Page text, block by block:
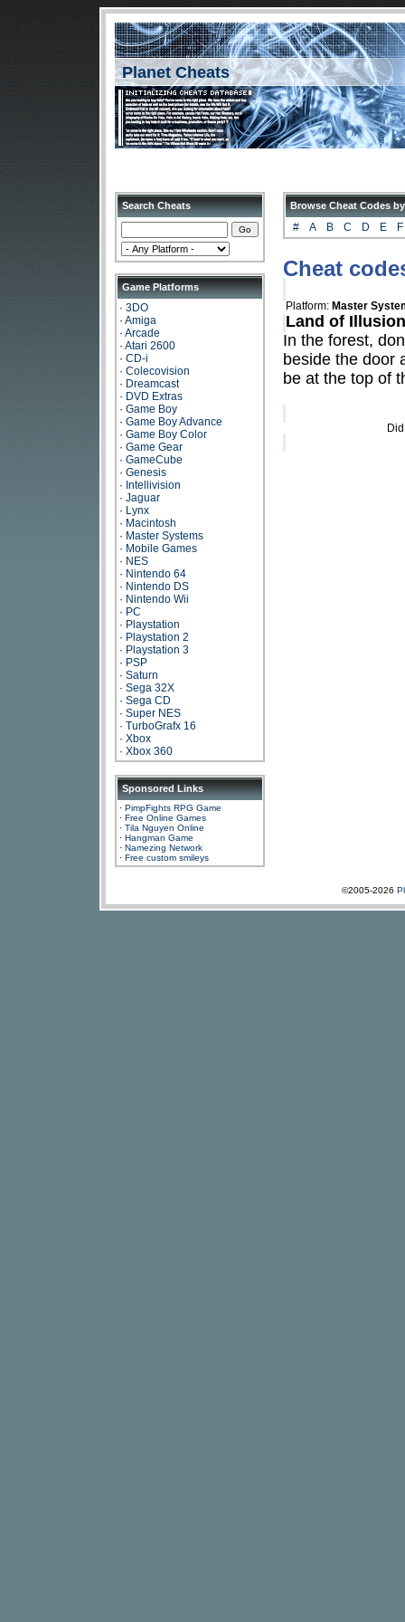
Planet Cheats
Search Cheats
Game Platforms
· 3DO
· Amiga
· Arcade
· Atari 2600
· CD-i
· Colecovision
· Dreamcast
· DVD Extras
· Game Boy
· Game Boy Advance
· Game Boy Color
· Game Gear
· GameCube
· Genesis
· Intellivision
· Jaguar
· Lynx
· Macintosh
· Master Systems
· Mobile Games
· NES
· Nintendo 64
· Nintendo DS
· Nintendo Wii
· PC
· Playstation
· Playstation 2
· Playstation 3
· PSP
· Saturn
· Sega 32X
· Sega CD
· Super NES
· TurboGrafx 16
· Xbox
· Xbox 360
Sponsored Links
· PimpFights RPG Game
· Free Online Games
· Tila Nguyen Online
· Hangman Game
· Namezing Network
· Free custom smileys
Browse Cheat Codes
# A B C D E F
Cheat
Platform: Master
Land of
In the forest,
beside the door
be at the top of
©2005-2026